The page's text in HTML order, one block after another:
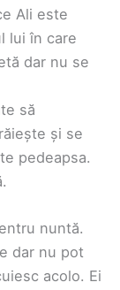
Ali este
lui în care
dar nu se
să
și se
pedeapsa.
nuntă.
dar nu pot
acolo. Ei